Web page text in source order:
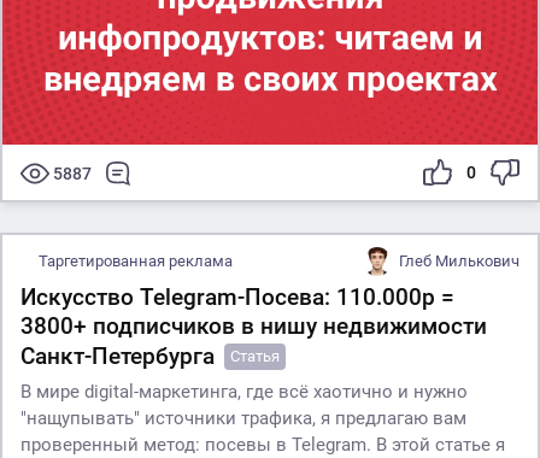
5887 0
Таргетированная реклама Глеб Милькович
Искусство Telegram-Посева: 110.000р =
3800+ подписчиков в нишу недвижимости
Санкт-Петербурга
Статья
В мире digital-маркетинга, где всё хаотично и нужно
"нащупывать" источники трафика, я предлагаю вам
проверенный метод: посевы в Telegram. В этой статье я